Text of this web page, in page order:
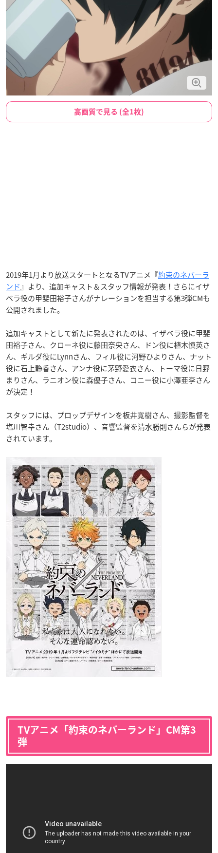
高画質で見る (全1枚)
2019年1月より放送スタートとなるTVアニメ『約束のネバーラ
ンド』より、追加キャスト＆スタッフ情報が発表！さらにイザ
ベラ役の甲斐田裕子さんがナレーションを担当する第3弾CMも
公開されました。
追加キャストとして新たに発表されたのは、イザベラ役に甲斐
田裕子さん、クローネ役に藤田奈央さん、ドン役に植木慎英さ
ん、ギルダ役にLynnさん、フィル役に河野ひよりさん、ナット
役に石上静香さん、アンナ役に茅野愛衣さん、トーマ役に日野
まりさん、ラニオン役に森優子さん、コニー役に小澤亜李さん
が決定！
スタッフには、プロップデザインを板井寛樹さん、撮影監督を
塩川智幸さん（T2studio）、音響監督を清水勝則さんらが発表
されています。
TVアニメ「約束のネバーランド」CM第3
弾